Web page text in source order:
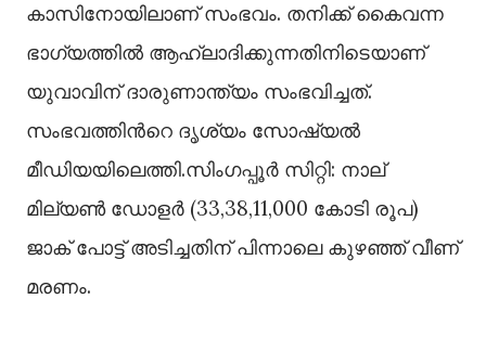
കാസിനോയിലാണ് സംഭവം. തനിക്ക് കൈവന്ന
ഭാഗ്യത്തില്‍ ആഹ്ലാദിക്കുന്നതിനിടെയാണ്
യുവാവിന് ദാരുണാന്ത്യം സംഭവിച്ചത്.
സംഭവത്തിന്‍റെ ദൃശ്യം സോഷ്യല്‍
മീഡിയയിലെത്തി.സിംഗപ്പൂർ സിറ്റി: നാല്
മില്യണ്‍ ഡോളർ (33,38,11,000 കോടി രൂപ)
ജാക് പോട്ട് അടിച്ചതിന് പിന്നാലെ കുഴഞ്ഞ് വീണ്
മരണം.